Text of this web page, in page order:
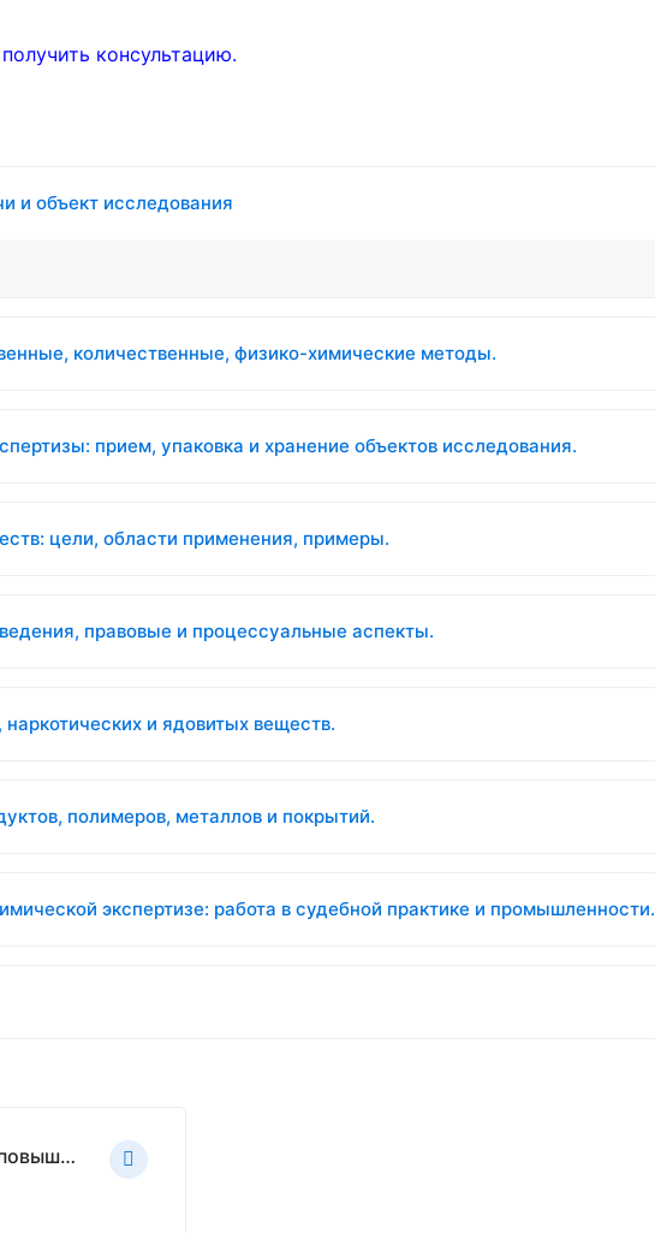
консультацию.
и объект исследования
количественные, физико-химические методы.
прием, упаковка и хранение объектов исследования.
цели, области применения, примеры.
правовые и процессуальные аспекты.
и ядовитых веществ.
полимеров, металлов и покрытий.
экспертизе: работа в судебной практике и промышленности.
УП Химическая экспертиза повышение квалификации повышение квалификации, 72ч.pdf